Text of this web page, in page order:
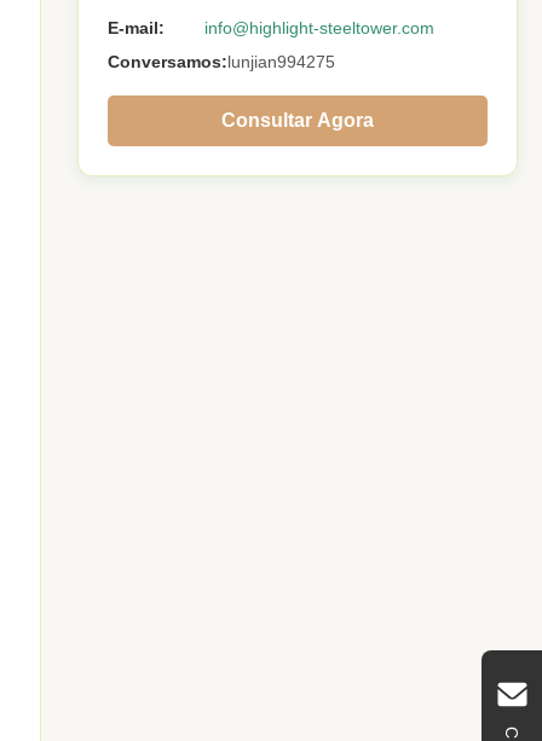
E-mail:
info@highlight-steeltower.com
Conversamos:lunjian994275
Consultar Agora